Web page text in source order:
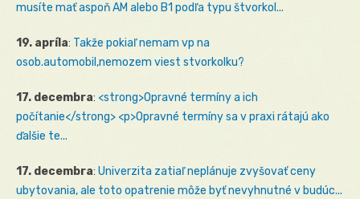
musíte mať aspoň AM alebo B1 podľa typu štvorkol...
19. apríla: Takže pokiaľ nemam vp na
osob.automobil,nemozem viest stvorkolku?
17. decembra: <strong>Opravné termíny a ich
počítanie</strong> <p>Opravné termíny sa v praxi rátajú ako
ďalšie te...
17. decembra: Univerzita zatiaľ neplánuje zvyšovať ceny
ubytovania, ale toto opatrenie môže byť nevyhnutné v budúc...